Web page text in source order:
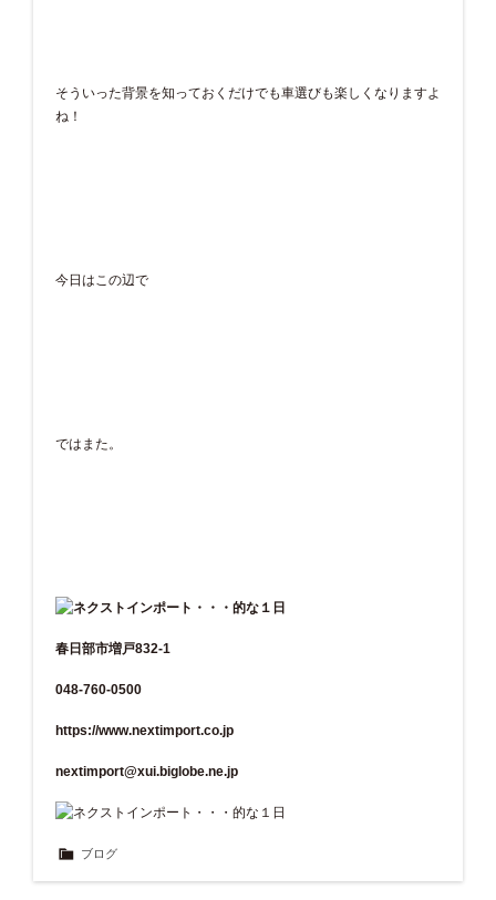
そういった背景を知っておくだけでも車選びも楽しくなりますよ
ね！
今日はこの辺で
ではまた。
春日部市増戸832-1
048-760-0500
https://www.nextimport.co.jp
nextimport@xui.biglobe.ne.jp
ブログ